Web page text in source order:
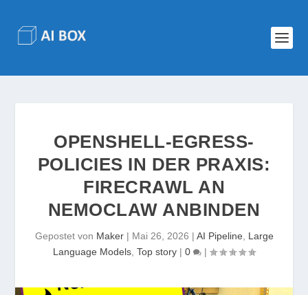
OPENSHELL-EGRESS-
POLICIES IN DER PRAXIS:
FIRECRAWL AN
NEMOCLAW ANBINDEN
Gepostet von Maker| Mai 26, 2026 | AI Pipeline
Large
Language Models Top story | 0 |